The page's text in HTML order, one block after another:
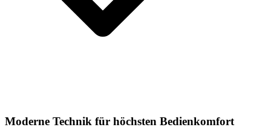
Moderne Technik für höchsten Bedienkomfort